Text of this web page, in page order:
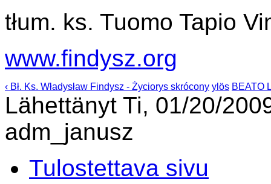
tłum. ks. Tuomo Tapio
www.findysz.org
‹ Bł. Ks. Władysław Findysz - Życiorys skrócony ylös BEATO
Lähettänyt Ti, 01/20/
adm_janusz
Tulostettava sivu